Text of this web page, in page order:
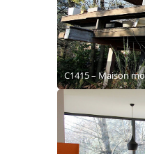
C1415 – Maison